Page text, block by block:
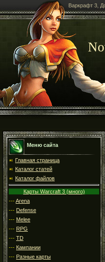
Варкрафт 3,
Меню сайта
Главная страница
Каталог статей
Каталог файлов
Карты Warcraft 3 (много)
---Arena
--- Defense
--- Melee
--- RPG
--- TD
--- Кампании
--- Разные карты